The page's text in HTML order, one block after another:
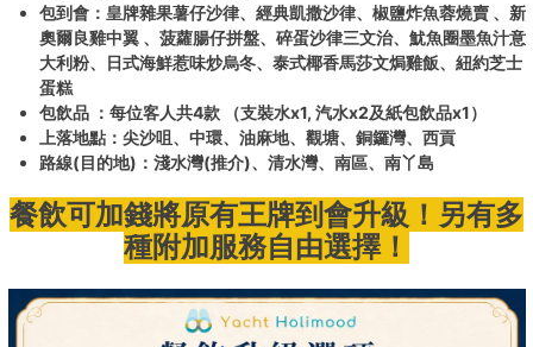
包到會：皇牌雜果薯仔沙律、經典凱撒沙律、椒鹽炸魚蓉燒賣 、新
奧爾良雞中翼 、菠蘿腸仔拼盤、碎蛋沙律三文治、魷魚圈墨魚汁意
大利粉、日式海鮮惹味炒烏冬、泰式椰香馬莎文焗雞飯、紐約芝士
蛋糕
包飲品 ：每位客人共4款 （支裝水x1, 汽水x2及紙包飲品x1）
上落地點：尖沙咀、中環、油麻地、觀塘、銅鑼灣、西貢
路線(目的地)：淺水灣(推介)、清水灣、南區、南丫島
餐飲可加錢將原有王牌到會升級！另有多
種附加服務自由選擇！